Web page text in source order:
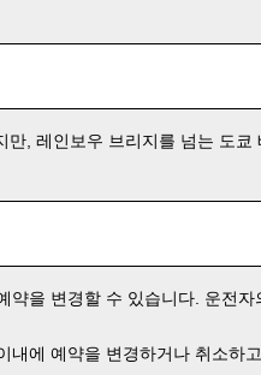
, 레인보우 브리지를 넘는 도
약을 변경할 수 있습니다. 운전
에 예약을 변경하거나 취소하